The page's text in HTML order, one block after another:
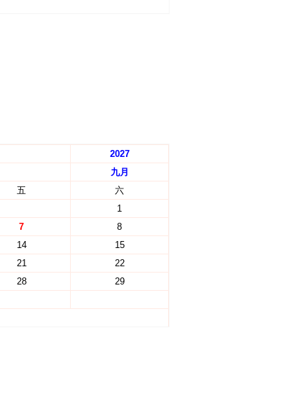
2027
九月
五
六
1
7
8
14
15
21
22
28
29